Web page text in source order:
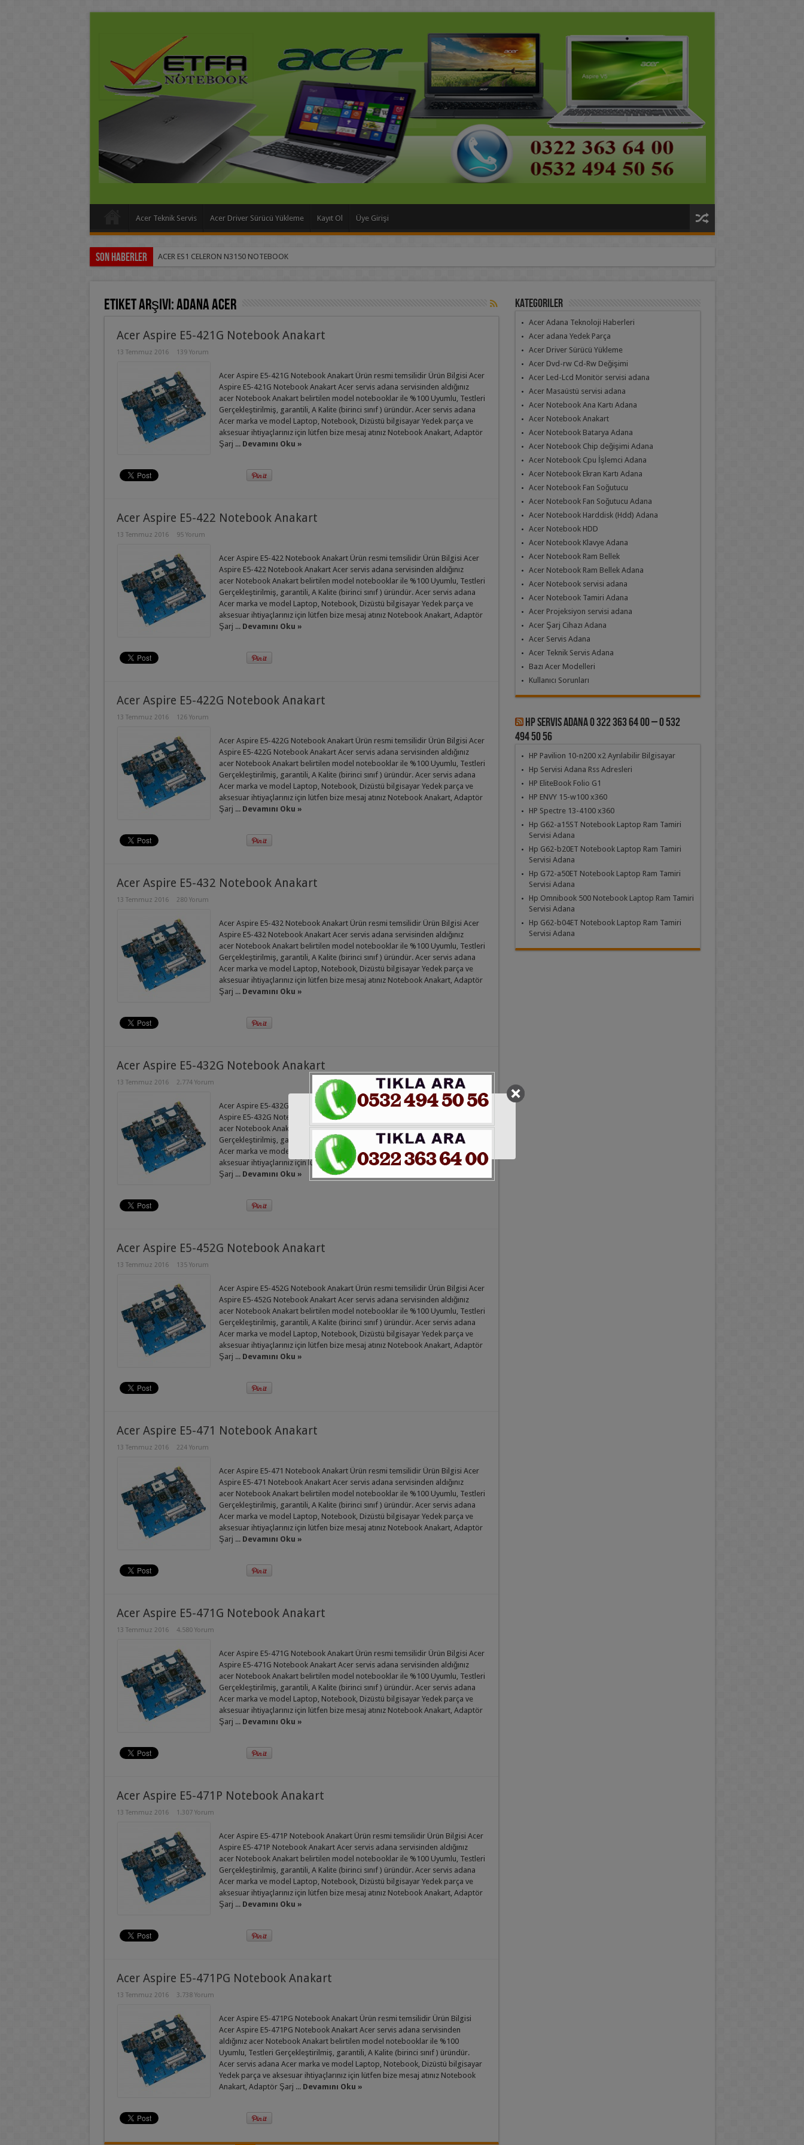
Acer Teknik Servis Acer Driver Sürücü Yükleme Kayıt Ol Üye Girişi
Son Haberler ACER ES1 CELERON N3150 NOTEBOOK
Etiket Arşivi:adana acer
Acer Aspire E5-421G Notebook Anakart
13 Temmuz 2016 139 Yorum
Acer Aspire E5-421G Notebook Anakart Ürün resmi temsilidir Ürün Bilgisi Acer
Aspire E5-421G Notebook Anakart Acer servis adana servisinden aldığınız
acer Notebook Anakart belirtilen model notebooklar ile %100 Uyumlu, Testleri
Gerçekleştirilmiş, garantili, A Kalite (birinci sınıf ) üründür. Acer servis adana
Acer marka ve model Laptop, Notebook, Dizüstü bilgisayar Yedek parça ve
aksesuar ihtiyaçlarınız için lütfen bize mesaj atınız Notebook Anakart, Adaptör
Şarj ... Devamını Oku »
Acer Aspire E5-422 Notebook Anakart
13 Temmuz 2016 95 Yorum
Acer Aspire E5-422 Notebook Anakart Ürün resmi temsilidir Ürün Bilgisi Acer
Aspire E5-422 Notebook Anakart Acer servis adana servisinden aldığınız
acer Notebook Anakart belirtilen model notebooklar ile %100 Uyumlu, Testleri
Gerçekleştirilmiş, garantili, A Kalite (birinci sınıf ) üründür. Acer servis adana
Acer marka ve model Laptop, Notebook, Dizüstü bilgisayar Yedek parça ve
aksesuar ihtiyaçlarınız için lütfen bize mesaj atınız Notebook Anakart, Adaptör
Şarj ... Devamını Oku »
Acer Aspire E5-422G Notebook Anakart
13 Temmuz 2016 126 Yorum
Acer Aspire E5-422G Notebook Anakart Ürün resmi temsilidir Ürün Bilgisi Acer
Aspire E5-422G Notebook Anakart Acer servis adana servisinden aldığınız
acer Notebook Anakart belirtilen model notebooklar ile %100 Uyumlu, Testleri
Gerçekleştirilmiş, garantili, A Kalite (birinci sınıf ) üründür. Acer servis adana
Acer marka ve model Laptop, Notebook, Dizüstü bilgisayar Yedek parça ve
aksesuar ihtiyaçlarınız için lütfen bize mesaj atınız Notebook Anakart, Adaptör
Şarj ... Devamını Oku »
Acer Aspire E5-432 Notebook Anakart
13 Temmuz 2016 280 Yorum
Acer Aspire E5-432 Notebook Anakart Ürün resmi temsilidir Ürün Bilgisi Acer
Aspire E5-432 Notebook Anakart Acer servis adana servisinden aldığınız
acer Notebook Anakart belirtilen model notebooklar ile %100 Uyumlu, Testleri
Gerçekleştirilmiş, garantili, A Kalite (birinci sınıf ) üründür. Acer servis adana
Acer marka ve model Laptop, Notebook, Dizüstü bilgisayar Yedek parça ve
aksesuar ihtiyaçlarınız için lütfen bize mesaj atınız Notebook Anakart, Adaptör
Şarj ... Devamını Oku »
Acer Aspire E5-432G Notebook Anakart
13 Temmuz 2016 2.774 Yorum
Acer Aspire E5-432G Notebook Anakart Ürün resmi temsilidir Ürün Bilgisi Acer
Aspire E5-432G Notebook Anakart Acer servis adana servisinden aldığınız
acer Notebook Anakart belirtilen model notebooklar ile %100 Uyumlu, Testleri
Gerçekleştirilmiş, garantili, A Kalite (birinci sınıf ) üründür. Acer servis adana
Acer marka ve model Laptop, Notebook, Dizüstü bilgisayar Yedek parça ve
aksesuar ihtiyaçlarınız için lütfen bize mesaj atınız Notebook Anakart, Adaptör
Şarj ... Devamını Oku »
Acer Aspire E5-452G Notebook Anakart
13 Temmuz 2016 135 Yorum
Acer Aspire E5-452G Notebook Anakart Ürün resmi temsilidir Ürün Bilgisi Acer
Aspire E5-452G Notebook Anakart Acer servis adana servisinden aldığınız
acer Notebook Anakart belirtilen model notebooklar ile %100 Uyumlu, Testleri
Gerçekleştirilmiş, garantili, A Kalite (birinci sınıf ) üründür. Acer servis adana
Acer marka ve model Laptop, Notebook, Dizüstü bilgisayar Yedek parça ve
aksesuar ihtiyaçlarınız için lütfen bize mesaj atınız Notebook Anakart, Adaptör
Şarj ... Devamını Oku »
Acer Aspire E5-471 Notebook Anakart
13 Temmuz 2016 224 Yorum
Acer Aspire E5-471 Notebook Anakart Ürün resmi temsilidir Ürün Bilgisi Acer
Aspire E5-471 Notebook Anakart Acer servis adana servisinden aldığınız
acer Notebook Anakart belirtilen model notebooklar ile %100 Uyumlu, Testleri
Gerçekleştirilmiş, garantili, A Kalite (birinci sınıf ) üründür. Acer servis adana
Acer marka ve model Laptop, Notebook, Dizüstü bilgisayar Yedek parça ve
aksesuar ihtiyaçlarınız için lütfen bize mesaj atınız Notebook Anakart, Adaptör
Şarj ... Devamını Oku »
Acer Aspire E5-471G Notebook Anakart
13 Temmuz 2016 4.580 Yorum
Acer Aspire E5-471G Notebook Anakart Ürün resmi temsilidir Ürün Bilgisi Acer
Aspire E5-471G Notebook Anakart Acer servis adana servisinden aldığınız
acer Notebook Anakart belirtilen model notebooklar ile %100 Uyumlu, Testleri
Gerçekleştirilmiş, garantili, A Kalite (birinci sınıf ) üründür. Acer servis adana
Acer marka ve model Laptop, Notebook, Dizüstü bilgisayar Yedek parça ve
aksesuar ihtiyaçlarınız için lütfen bize mesaj atınız Notebook Anakart, Adaptör
Şarj ... Devamını Oku »
Acer Aspire E5-471P Notebook Anakart
13 Temmuz 2016 1.307 Yorum
Acer Aspire E5-471P Notebook Anakart Ürün resmi temsilidir Ürün Bilgisi Acer
Aspire E5-471P Notebook Anakart Acer servis adana servisinden aldığınız
acer Notebook Anakart belirtilen model notebooklar ile %100 Uyumlu, Testleri
Gerçekleştirilmiş, garantili, A Kalite (birinci sınıf ) üründür. Acer servis adana
Acer marka ve model Laptop, Notebook, Dizüstü bilgisayar Yedek parça ve
aksesuar ihtiyaçlarınız için lütfen bize mesaj atınız Notebook Anakart, Adaptör
Şarj ... Devamını Oku »
Acer Aspire E5-471PG Notebook Anakart
13 Temmuz 2016 3.738 Yorum
Acer Aspire E5-471PG Notebook Anakart Ürün resmi temsilidir Ürün Bilgisi
Acer Aspire E5-471PG Notebook Anakart Acer servis adana servisinden
aldığınız acer Notebook Anakart belirtilen model notebooklar ile %100
Uyumlu, Testleri Gerçekleştirilmiş, garantili, A Kalite (birinci sınıf ) üründür.
Acer servis adana Acer marka ve model Laptop, Notebook, Dizüstü bilgisayar
Yedek parça ve aksesuar ihtiyaçlarınız için lütfen bize mesaj atınız Notebook
Anakart, Adaptör Şarj ... Devamını Oku »
Kategoriler
Acer Adana Teknoloji Haberleri
Acer adana Yedek Parça
Acer Driver Sürücü Yükleme
Acer Dvd-rw Cd-Rw Değişimi
Acer Led-Lcd Monitör servisi adana
Acer Masaüstü servisi adana
Acer Notebook Ana Kartı Adana
Acer Notebook Anakart
Acer Notebook Batarya Adana
Acer Notebook Chip değişimi Adana
Acer Notebook Cpu İşlemci Adana
Acer Notebook Ekran Kartı Adana
Acer Notebook Fan Soğutucu
Acer Notebook Fan Soğutucu Adana
Acer Notebook Harddisk (Hdd) Adana
Acer Notebook HDD
Acer Notebook Klavye Adana
Acer Notebook Ram Bellek
Acer Notebook Ram Bellek Adana
Acer Notebook servisi adana
Acer Notebook Tamiri Adana
Acer Projeksiyon servisi adana
Acer Şarj Cihazı Adana
Acer Servis Adana
Acer Teknik Servis Adana
Bazı Acer Modelleri
Kullanıcı Sorunları
Hp Servis Adana 0 322 363 64 00 – 0 532
494 50 56
HP Pavilion 10-n200 x2 Ayrılabilir Bilgisayar
Hp Servisi Adana Rss Adresleri
HP EliteBook Folio G1
HP ENVY 15-w100 x360
HP Spectre 13-4100 x360
Hp G62-a15ST Notebook Laptop Ram Tamiri
Servisi Adana
Hp G62-b20ET Notebook Laptop Ram Tamiri
Servisi Adana
Hp G72-a50ET Notebook Laptop Ram Tamiri
Servisi Adana
Hp Omnibook 500 Notebook Laptop Ram Tamiri
Servisi Adana
Hp G62-b04ET Notebook Laptop Ram Tamiri
Servisi Adana